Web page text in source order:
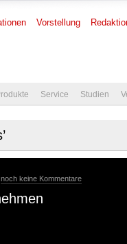
Vorstellung
Service Studien
noch keine Kommentare